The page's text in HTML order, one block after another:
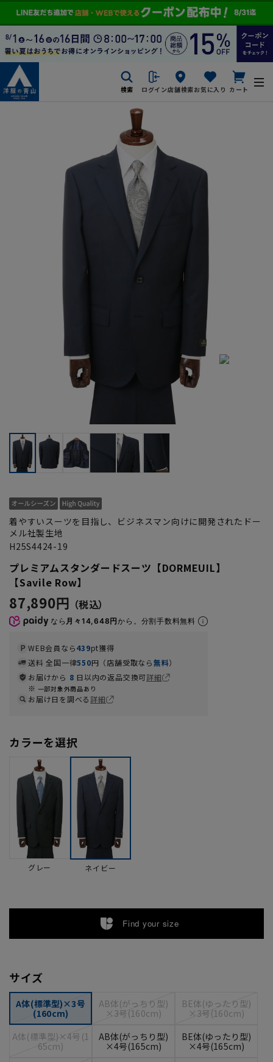
検索 ログイン店舗検索お気に入り カート
着やすいスーツを目指し、ビジネスマン向けに開発されたドー
メル社製生地
H25S4424-19
プレミアムスタンダードスーツ【DORMEUIL】
【Savile Row】
87,890円
なら 月々14,648円から。分割手数料無料
WEB会員なら439pt獲得
送料 全国一律550円（店舗受取なら無料）
お届けから 8 日以内の返品交換可詳細
一部対象外商品あり
お届け日を調べる詳細
カラーを選択
グレー ネイビー
Find your size
サイズ
A体(標準型)×3号
(160cm)
AB体(がっちり型)
×3号(160cm)
BE体(ゆったり型)
×3号(160cm)
A体(標準型)×4号(1
65cm)
AB体(がっちり型)
×4号(165cm)
BE体(ゆったり型)
×4号(165cm)